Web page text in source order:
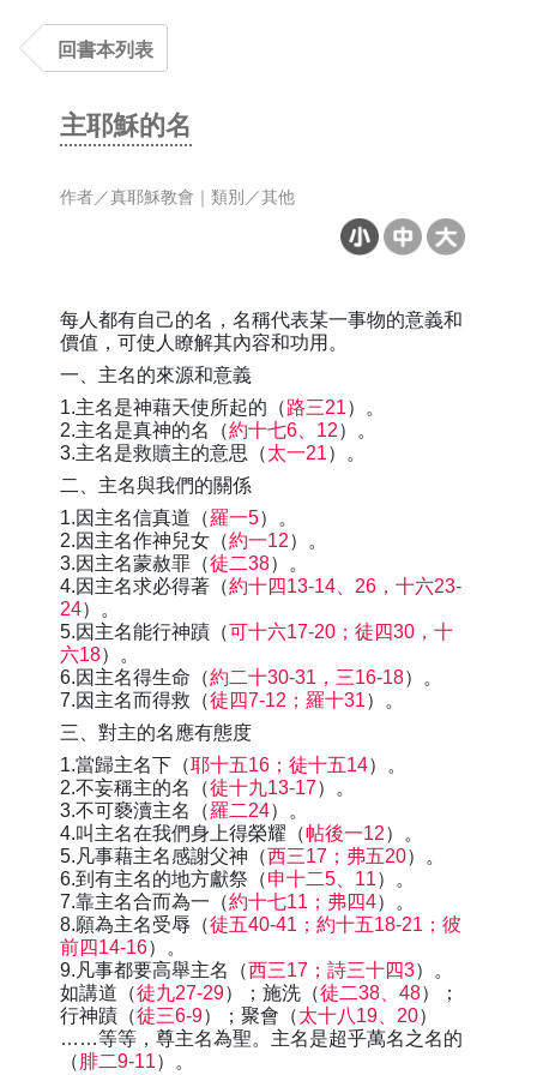
回書本列表
主耶穌的名
作者／真耶穌教會｜類別／其他
每人都有自己的名，名稱代表某一事物的意義和
價值，可使人瞭解其內容和功用。
一、主名的來源和意義
1.主名是神藉天使所起的（路三21）。
2.主名是真神的名（約十七6、12）。
3.主名是救贖主的意思（太一21）。
二、主名與我們的關係
1.因主名信真道（羅一5）。
2.因主名作神兒女（約一12）。
3.因主名蒙赦罪（徒二38）。
4.因主名求必得著（約十四13-14、26，十六23-
24）。
5.因主名能行神蹟（可十六17-20；徒四30，十
六18）。
6.因主名得生命（約二十30-31，三16-18）。
7.因主名而得救（徒四7-12；羅十31）。
三、對主的名應有態度
1.當歸主名下（耶十五16；徒十五14）。
2.不妄稱主的名（徒十九13-17）。
3.不可褻瀆主名（羅二24）。
4.叫主名在我們身上得榮耀（帖後一12）。
5.凡事藉主名感謝父神（西三17；弗五20）。
6.到有主名的地方獻祭（申十二5、11）。
7.靠主名合而為一（約十七11；弗四4）。
8.願為主名受辱（徒五40-41；約十五18-21；彼
前四14-16）。
9.凡事都要高舉主名（西三17；詩三十四3）。
如講道（徒九27-29）；施洗（徒二38、48）；
行神蹟（徒三6-9）；聚會（太十八19、20）
……等等，尊主名為聖。主名是超乎萬名之名的
（腓二9-11）。